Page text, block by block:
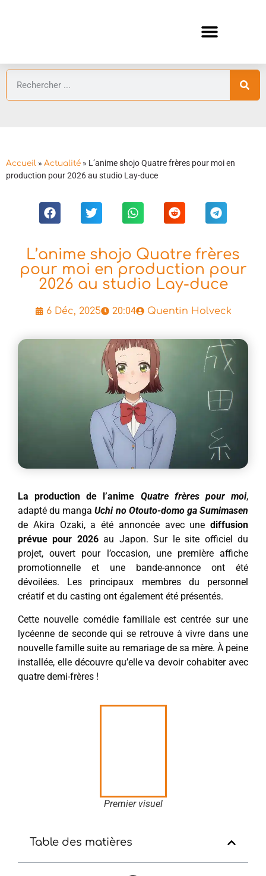
Accueil » Actualité » L’anime shojo Quatre frères pour moi en
production pour 2026 au studio Lay-duce
L’anime shojo Quatre frères
pour moi en production pour
2026 au studio Lay-duce
6 Déc, 2025 20:04 Quentin Holveck
La production de l’anime Quatre frères pour moi,
adapté du mangaUchi no Otouto-domo ga Sumimasen
de Akira Ozaki, a été annoncée avec une diffusion
prévue pour 2026au Japon. Sur le site officiel du
projet, ouvert pour l’occasion, une première affiche
promotionnelle et une bande-annonce ont été
dévoilées. Les principaux membres du personnel
créatif et du casting ont également été présentés.
Cette nouvelle comédie familiale est centrée sur une
lycéenne de seconde qui se retrouve à vivre dans une
nouvelle famille suite au remariage de sa mère. À peine
installée, elle découvre qu’elle va devoir cohabiter avec
quatre demi-frères !
Premier visuel
Table des matières